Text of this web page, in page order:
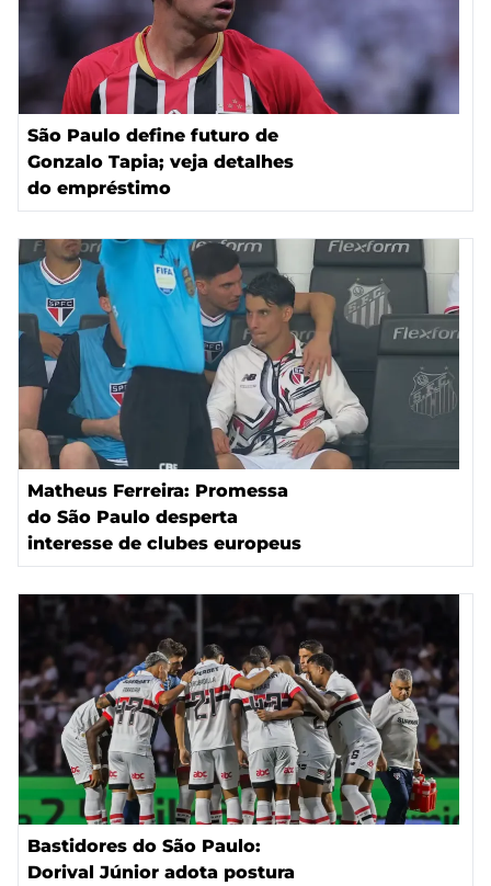
São Paulo define futuro de
Gonzalo Tapia; veja detalhes
do empréstimo
Matheus Ferreira: Promessa
do São Paulo desperta
interesse de clubes europeus
Bastidores do São Paulo:
Dorival Júnior adota postura